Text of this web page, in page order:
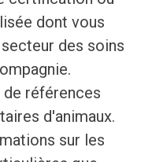
dont vous
des soins
références
d'animaux.
sur les